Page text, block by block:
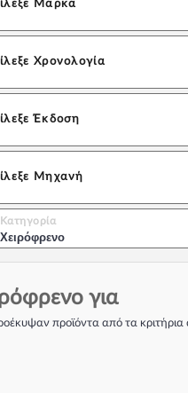
Μαρκα
Χρονολογία
Έκδοση
Μηχανή
Κατηγορία
Χειρόφρενο
για
προϊόντα από τα